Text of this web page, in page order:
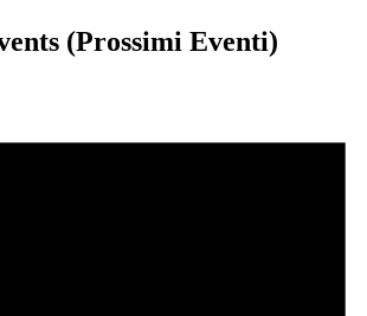
(Prossimi Eventi)